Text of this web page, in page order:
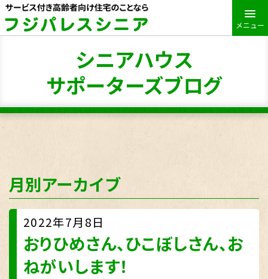
メニュー
シニアハウス
サポーターズブログ
月別アーカイブ
2022年7月8日
おりひめさん、ひこぼしさん、お
ねがいします！